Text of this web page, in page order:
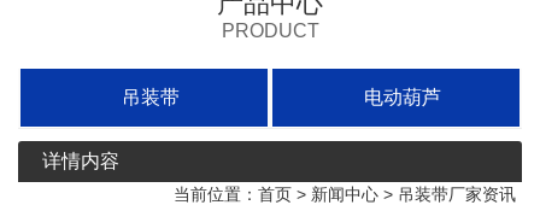
PRODUCT
吊装带 电动葫芦
详情内容
当前位置： 首页 > 新闻中心 > 吊装带厂家资讯